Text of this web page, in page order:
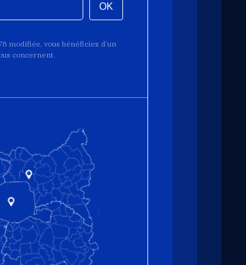
OK
modifiée, vous bénéficiez d’un
concernent.